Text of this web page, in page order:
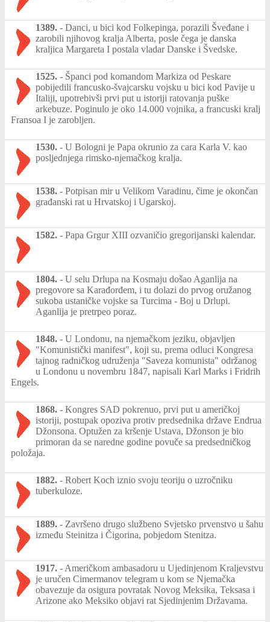
1389. - Danci, u bici kod Folkepinga, porazili Šveđane i
zarobili njihovog kralja Alberta, posle čega je danska
kraljica Margareta I postala vladar Danske i Švedske.
1525. - Španci pod komandom Markiza od Peskare
pobijedili francusko-švajcarsku vojsku u bici kod Pavije u
Italiji, upotrebivši prvi put u istoriji ratovanja puške
arkebuze. Poginulo je oko 14.000 vojnika, a francuski kralj
Fransoa I je zarobljen.
1530. - U Bologni je Papa okrunio za cara Karla V. kao
posljednjega rimsko-njemačkog kralja.
1538. - Potpisan mir u Velikom Varadinu, čime je okončan
građanski rat u Hrvatskoj i Ugarskoj.
1582. - Papa Grgur XIII ozvaničio gregorijanski kalendar.
1804. - U selu Drlupa na Kosmaju došao Aganlija na
pregovore sa Karađorđem, i tu dolazi do prvog oružanog
sukoba ustaničke vojske sa Turcima - Boj u Drlupi.
Aganlija je pretrpeo poraz.
1848. - U Londonu, na njemačkom jeziku, objavljen
"Komunistički manifest", koji su, prema odluci Kongresa
tajnog radničkog udruženja "Saveza komunista" održanog
u Londonu u novembru 1847, napisali Karl Marks i Fridrih
Engels.
1868. - Kongres SAD pokrenuo, prvi put u američkoj
istoriji, postupak opoziva protiv predsednika države Endrua
Džonsona. Optužen za kršenje Ustava, Džonson je bio
primoran da se naredne godine povuče sa predsedničkog
položaja.
1882. - Robert Koch iznio svoju teoriju o uzročniku
tuberkuloze.
1889. - Završeno drugo službeno Svjetsko prvenstvo u šahu
između Steinitza i Čigorina, pobjedom Stenitza.
1917. - Američkom ambasadoru u Ujedinjenom Kraljevstvu
je uručen Cimermanov telegram u kom se Njemačka
obavezuje da osigura povratak Novog Meksika, Teksasa i
Arizone ako Meksiko objavi rat Sjedinjenim Državama.